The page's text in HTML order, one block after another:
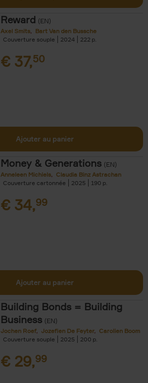
Reward (EN)
Axel Smits
Bart Van den Bussche
Couverture souple
2024 222
€ 37,50
Ajouter au panier
Money & Generations (EN)
Anneleen Michiels
Claudia Binz Astrachan
Couverture cartonnée
2025 190
€ 34,99
Ajouter au panier
Building Bonds = Building
Business (EN)
Jochen Roef Jozefien De Feyter
Carolien Boom
Couverture souple
2025 200
€ 29,99